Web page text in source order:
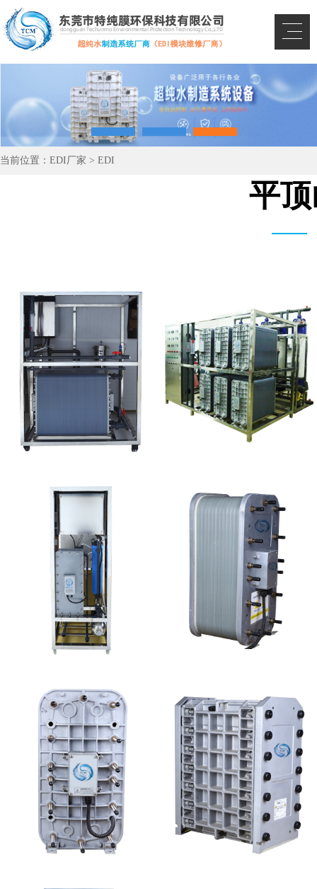
当前位置： EDI厂家 > EDI
平
MK-TC500 EDI设备维
修
EDI设备维修
MK-TC100 EDI设备
PureTec （浦睿）EDI模
块维修